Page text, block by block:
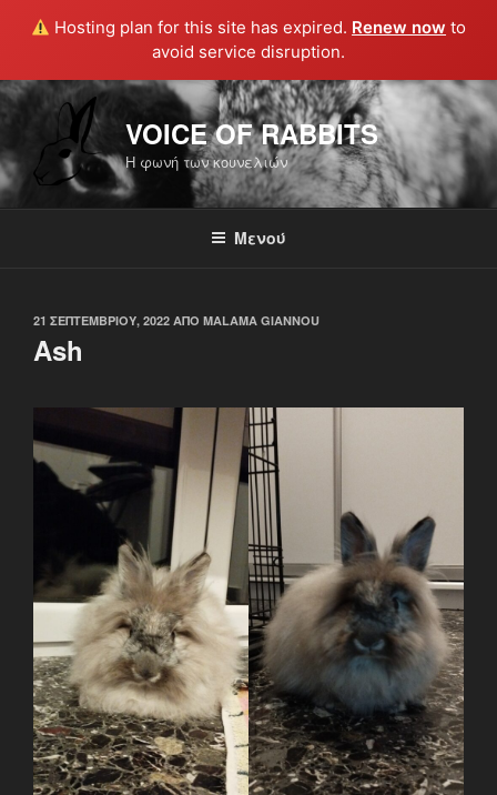
Hosting plan for this site has expired. Renew now to
avoid service disruption.
Μετάβαση
στο
περιεχόμενο
VOICE OF RABBITS
Η φωνή των κουνελιών
Μενού
ΔΗΜΟΣΙΕΎΤΗΚΕ
ΣΤΙΣ
21 ΣΕΠΤΕΜΒΡΊΟΥ, 2022 ΑΠΌ MALAMA GIANNOU
Ash